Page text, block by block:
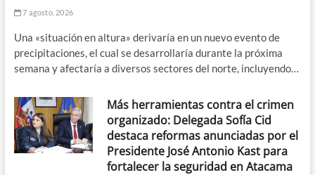
7 agosto, 2026
Una «situación en altura» derivaría en un nuevo evento de
precipitaciones, el cual se desarrollaría durante la próxima
semana y afectaría a diversos sectores del norte, incluyendo…
Más herramientas contra el crimen
organizado: Delegada Sofía Cid
destaca reformas anunciadas por el
Presidente José Antonio Kast para
fortalecer la seguridad en Atacama